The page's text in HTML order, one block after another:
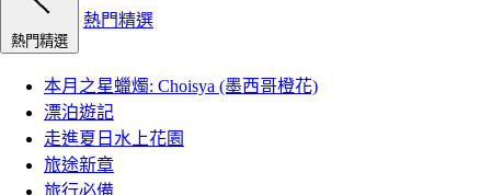
熱門精選
熱門精選
本月之星蠟燭: Choisya (墨西哥橙花)
漂泊遊記
走進夏日水上花園
旅途新章
旅行必備